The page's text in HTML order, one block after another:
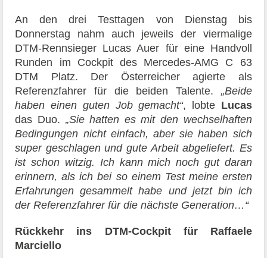
An den drei Testtagen von Dienstag bis
Donnerstag nahm auch jeweils der viermalige
DTM-Rennsieger Lucas Auer für eine Handvoll
Runden im Cockpit des Mercedes-AMG C 63
DTM Platz. Der Österreicher agierte als
Referenzfahrer für die beiden Talente. „Beide
haben einen guten Job gemacht“, lobte Lucas
das Duo. „Sie hatten es mit den wechselhaften
Bedingungen nicht einfach, aber sie haben sich
super geschlagen und gute Arbeit abgeliefert. Es
ist schon witzig. Ich kann mich noch gut daran
erinnern, als ich bei so einem Test meine ersten
Erfahrungen gesammelt habe und jetzt bin ich
der Referenzfahrer für die nächste Generation…“
Rückkehr ins DTM-Cockpit für Raffaele
Marciello